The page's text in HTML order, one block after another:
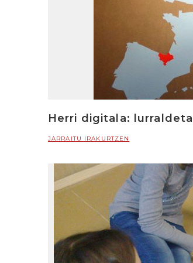
Herri digitala:
JARRAITU IRAKURTZEN